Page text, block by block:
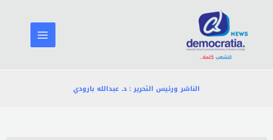
المحتوى
الناشر ورئيس التحرير : د. عبدالله بارودي